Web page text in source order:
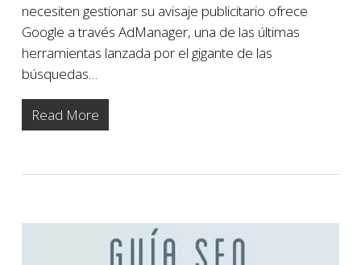
necesiten gestionar su avisaje publicitario ofrece
Google a través AdManager, una de las últimas
herramientas lanzada por el gigante de las
búsquedas…
Read More